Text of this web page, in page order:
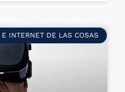
INTERNET DE LAS COSAS